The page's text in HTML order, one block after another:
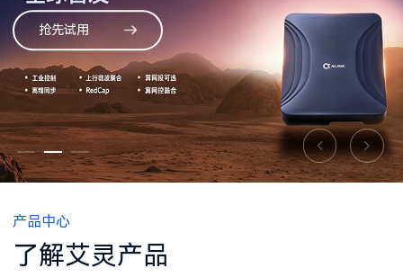
抢先试用
产品中心
了解艾灵产品